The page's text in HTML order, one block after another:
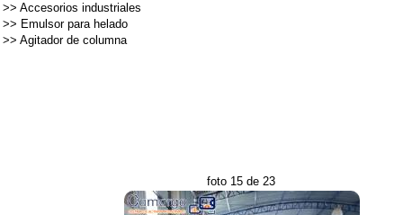
>> Accesorios industriales
>> Emulsor para helado
>> Agitador de columna
foto 15 de 23